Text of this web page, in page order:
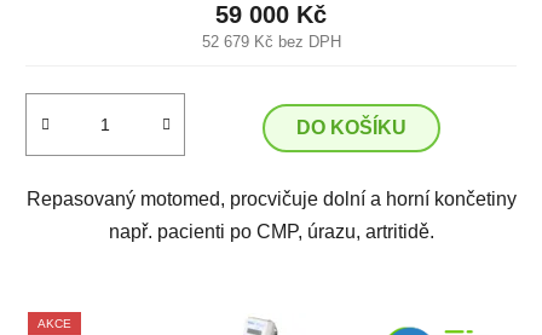
52 679 Kč bez DPH
59 000 Kč
DO KOŠÍKU
Repasovaný motomed, procvičuje dolní a horní končetiny
např. pacienti po CMP, úrazu, artritidě.
AKCE